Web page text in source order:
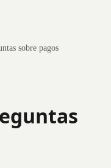
sobre pagos